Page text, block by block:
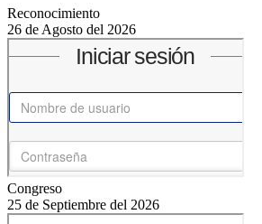
Reconocimiento
26 de Agosto del 2026
Congreso
25 de Septiembre del 2026